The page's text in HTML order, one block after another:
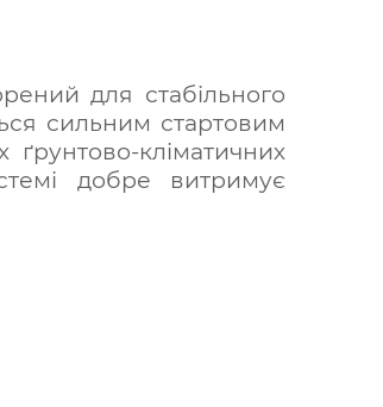
для стабільного
сильним стартовим
кліматичних
добре витримує